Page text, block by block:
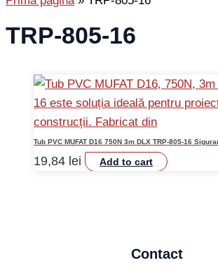
TRP-805-16
Tub PVC MUFAT D16 750N 3m DLX TRP-805-16
19,84 lei Add to cart
Contact